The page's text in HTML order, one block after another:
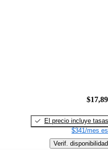
El precio incluye tasas
$341/mes
Verif. disponibilidad